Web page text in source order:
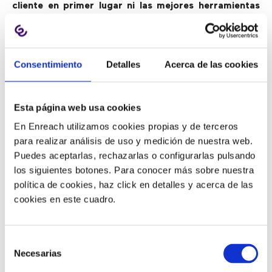
Consentimiento Detalles Acerca de las cookies
Esta página web usa cookies
En Enreach utilizamos cookies propias y de terceros
para realizar análisis de uso y medición de nuestra web.
Puedes aceptarlas, rechazarlas o configurarlas pulsando
los siguientes botones. Para conocer más sobre nuestra
política de cookies, haz click en detalles y acerca de las
cookies en este cuadro.
Necesarias
cliente en primer lugar ni las mejores herramientas
organizaciones a comprender mejor el Customer
la empresa, y por qué se ponen en contacto con el
servicio de atención al cliente, todo lo cual puede
ayudar a las organizaciones a identificar oportunidades
de autoservicio.Al automatizar las tareas desde el
principio, las empresas aceleran los beneficios y
evitan ciclos repetitivos y costosos de prueba y
error.
tareas” a realizar por ellos, pero el análisis manual y el